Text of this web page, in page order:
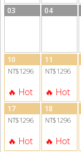
03 04
10
NT$1296
11
NT$1296
17
NT$1296
18
NT$1296